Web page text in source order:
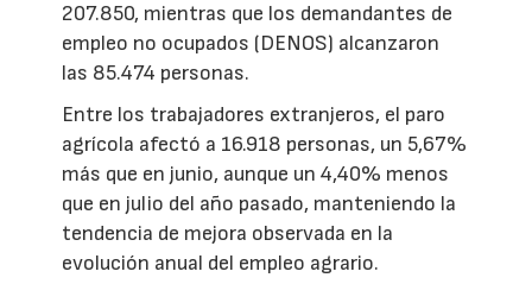
207.850, mientras que los demandantes de
empleo no ocupados (DENOS) alcanzaron
las 85.474 personas.
Entre los trabajadores extranjeros, el paro
agrícola afectó a 16.918 personas, un 5,67%
más que en junio, aunque un 4,40% menos
que en julio del año pasado, manteniendo la
tendencia de mejora observada en la
evolución anual del empleo agrario.